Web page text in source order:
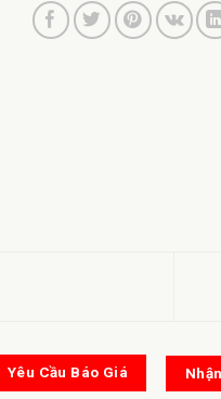
Yêu Cầu Báo Giá